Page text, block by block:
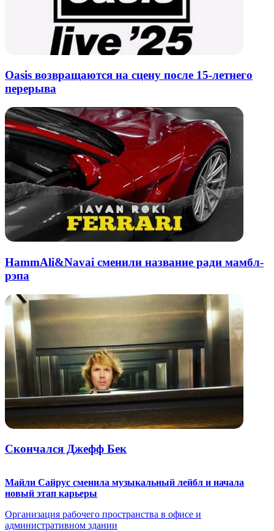
Oasis возвращаются на сцену после 15-летнего
перерыва
HammAli&Navai сменили название ради мамбл-
рэпа
Скончался Джефф Бек
Майли Сайрус сменила музыкальный лейбл и начала
новый этап карьеры
Организация рабочего пространства в офисе и
административном здании